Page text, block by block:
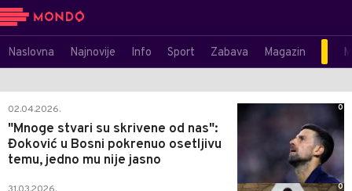
Naslovna Najnovije Info Sport Zabava Magazin
02.04.2026.
"Mnoge stvari su skrivene od nas":
Đoković u Bosni pokrenuo osetljivu
temu, jedno mu nije jasno
0
0